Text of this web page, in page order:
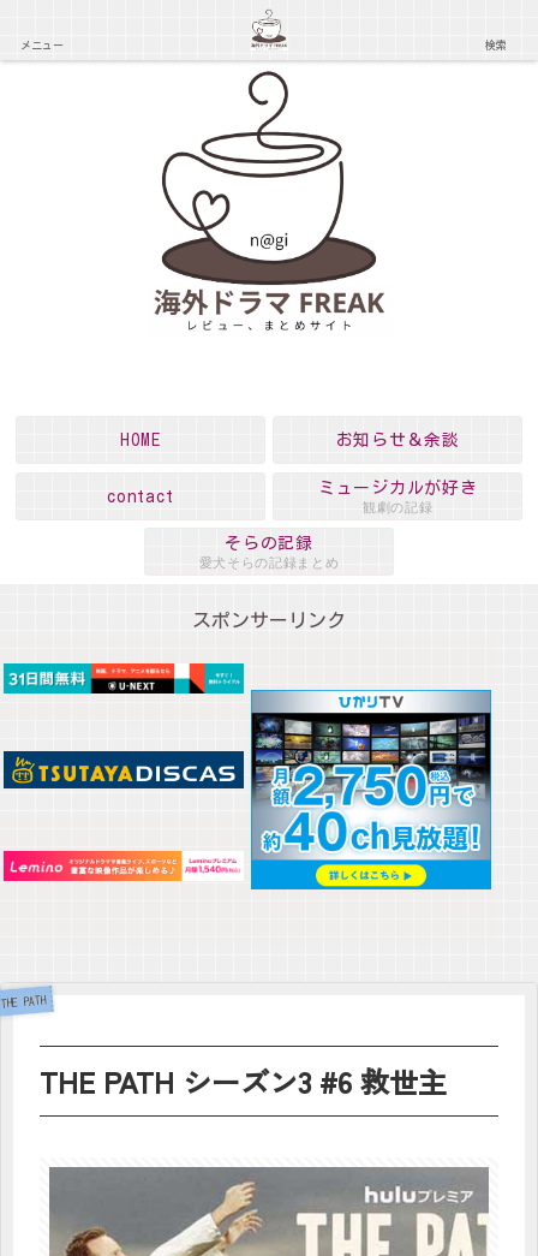
HOME お知らせ＆余談
contact
ミュージカルが好き
観劇の記録
そらの記録
愛犬そらの記録まとめ
スポンサーリンク
THE PATH シーズン3 #6 救世主
THE PATH
メニュー 検索